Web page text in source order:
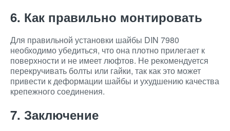
6. Как правильно монтировать
Для правильной установки шайбы DIN 7980
необходимо убедиться, что она плотно прилегает к
поверхности и не имеет люфтов. Не рекомендуется
перекручивать болты или гайки, так как это может
привести к деформации шайбы и ухудшению качества
крепежного соединения.
7. Заключение